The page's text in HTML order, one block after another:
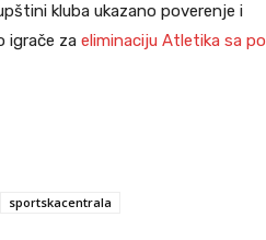
kluba ukazano poverenje i
igrače za eliminaciju Atletika sa po
sportskacentrala